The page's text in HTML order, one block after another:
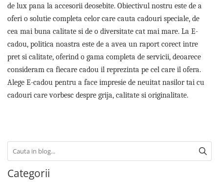
de lux pana la accesorii deosebite. Obiectivul nostru este de a
oferi o solutie completa celor care cauta cadouri speciale, de
cea mai buna calitate si de o diversitate cat mai mare. La E-
cadou, politica noastra este de a avea un raport corect intre
pret si calitate, oferind o gama completa de servicii, deoarece
consideram ca fiecare cadou il reprezinta pe cel care il ofera.
Alege E-cadou pentru a face impresie de neuitat nasilor tai cu
cadouri care vorbesc despre grija, calitate si originalitate.
Categorii